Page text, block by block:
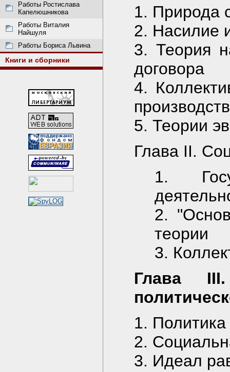
Работы Ростислава
Капелюшникова
Работы Виталия
Найшуля
Работы Бориса Львина
Книги и сборники
1. Природа
2. Насилие
3. Теория
договора
4.
5. Теории
Глава II.
1.
2.
теории
3.
Глава
1.
2.
3. Идеал